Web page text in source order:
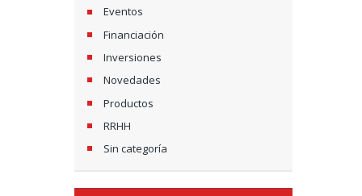
Eventos
Financiación
Inversiones
Novedades
Productos
RRHH
Sin categoría